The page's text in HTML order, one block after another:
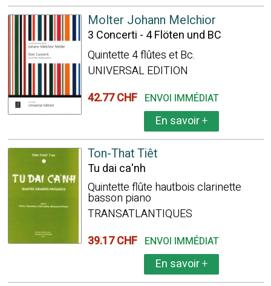
Molter Johann Melchior
3 Concerti - 4 Flöten und BC
Quintette 4 flûtes et Bc.
UNIVERSAL EDITION
42.77 CHF ENVOI IMMÉDIAT
En savoir+
Ton-That Tiêt
Tu dai ca'nh
Quintette flûte hautbois clarinette
basson piano
TRANSATLANTIQUES
39.17 CHF ENVOI IMMÉDIAT
En savoir+